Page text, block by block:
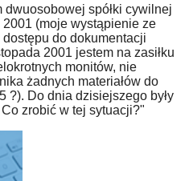
dwuosobowej spółki cywilnej
(moje wystąpienie ze
do dokumentacji
2001 jestem na zasiłku
monitów, nie
żadnych materiałów do
?). Do dnia dzisiejszego były
zrobić w tej sytuacji?"